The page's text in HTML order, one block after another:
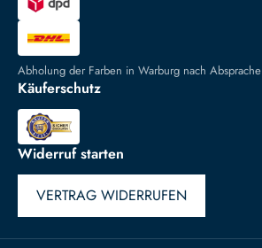
Abholung der Farben in Warburg nach Absprache
Käuferschutz
Widerruf starten
VERTRAG WIDERRUFEN